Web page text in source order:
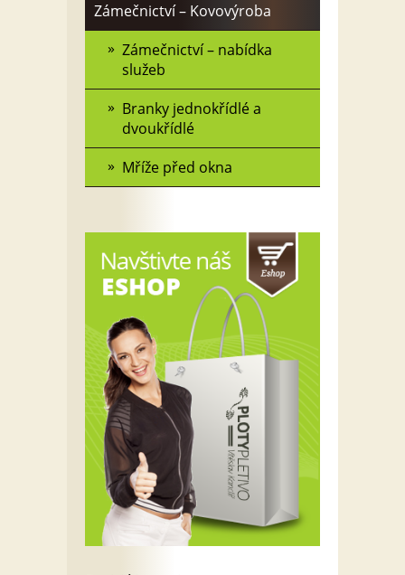
Zámečnictví – Kovovýroba
Zámečnictví – nabídka
služeb
Branky jednokřídlé a
dvoukřídlé
Mříže před okna